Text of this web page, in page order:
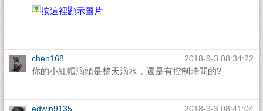
按這裡顯示圖片
chen168 2018-9-3 08:34:22
你的小紅帽滴頭是整天滴水，還是有控制時間的?
edwin9135 2018-9-3 08:41:04